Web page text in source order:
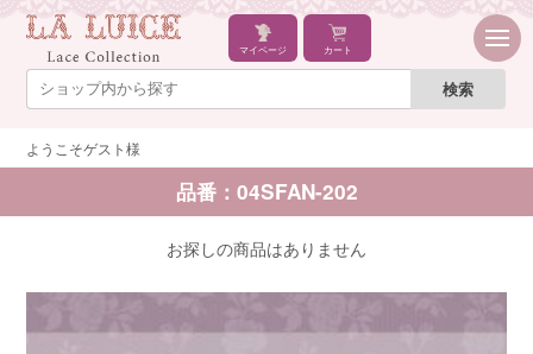
マイページ カート
ようこそゲスト様
品番：04SFAN-202
お探しの商品はありません